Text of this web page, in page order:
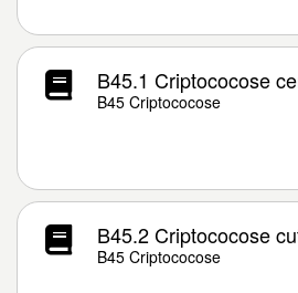
B45.1 Criptococose
B45 Criptococose
B45.2 Criptococose
B45 Criptococose